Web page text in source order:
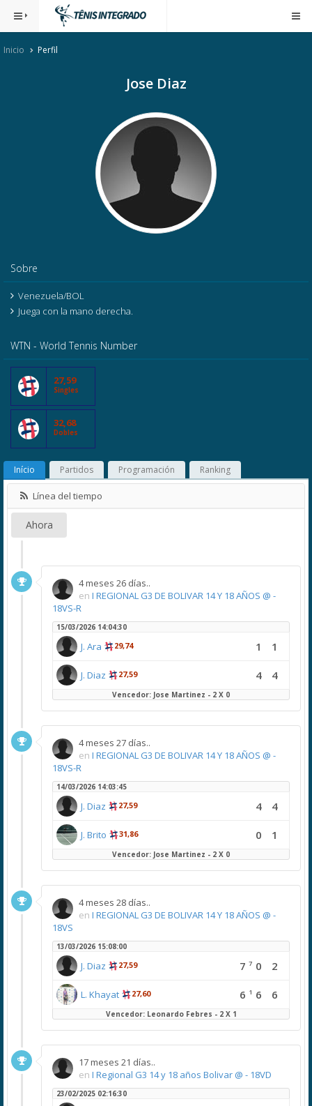
Inicio Perfil
Jose Diaz
Sobre
Venezuela/BOL
Juega con la mano derecha.
WTN - World Tennis Number
27,59
Singles
32,68
Dobles
Início Partidos Programación Ranking
Línea del tiempo
Ahora
4 meses 26 días..
en I REGIONAL G3 DE BOLIVAR 14 Y 18 AÑOS @ -
18VS-R
15/03/2026 14:04:30
J. Ara 29,74 1 1
J. Diaz 27,59 4 4
Vencedor: Jose Martinez - 2 X 0
4 meses 27 días..
en I REGIONAL G3 DE BOLIVAR 14 Y 18 AÑOS @ -
18VS-R
14/03/2026 14:03:45
J. Diaz 27,59 4 4
J. Brito 31,86 0 1
Vencedor: Jose Martinez - 2 X 0
4 meses 28 días..
en I REGIONAL G3 DE BOLIVAR 14 Y 18 AÑOS @ -
18VS
13/03/2026 15:08:00
J. Diaz 27,59 7 7 0 2
L. Khayat 27,60 6 1 6 6
Vencedor: Leonardo Febres - 2 X 1
17 meses 21 días..
en I Regional G3 14 y 18 años Bolivar @ - 18VD
23/02/2025 02:16:30